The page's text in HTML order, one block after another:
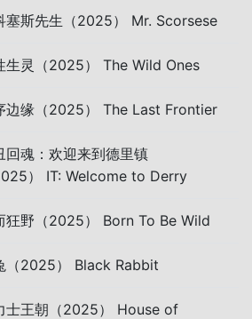
塞斯先生（2025） Mr. Scorsese
生灵（2025） The Wild Ones
边缘（2025） The Last Frontier
回魂：欢迎来到德里镇
） IT: Welcome to Derry
狂野（2025） Born To Be Wild
（2025） Black Rabbit
士王朝（2025） House of